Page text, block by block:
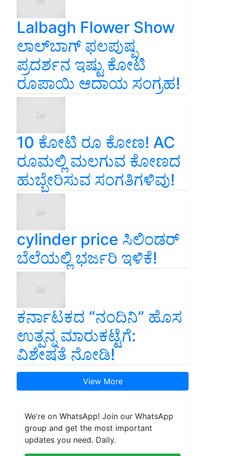
Lalbagh Flower Show
ಲಾಲ್‌ಬಾಗ್ ಫಲಪುಷ್ಪ
ಪ್ರದರ್ಶನ ಇಷ್ಟು ಕೋಟಿ
ರೂಪಾಯಿ ಆದಾಯ ಸಂಗ್ರಹ!
10 ಕೋಟಿ ರೂ ಕೋಣ! AC
ರೂಮಲ್ಲಿ ಮಲಗುವ ಕೋಣದ
ಹುಬ್ಬೇರಿಸುವ ಸಂಗತಿಗಳಿವು!
cylinder price ಸಿಲಿಂಡರ್‌
ಬೆಲೆಯಲ್ಲಿ ಭರ್ಜರಿ ಇಳಿಕೆ!
ಕರ್ನಾಟಕದ “ನಂದಿನಿ” ಹೊಸ
ಉತ್ಪನ್ನ ಮಾರುಕಟ್ಟೆಗೆ:
ವಿಶೇಷತೆ ನೋಡಿ!
View More
We're on WhatsApp! Join our WhatsApp
group and get the most important
updates you need. Daily.